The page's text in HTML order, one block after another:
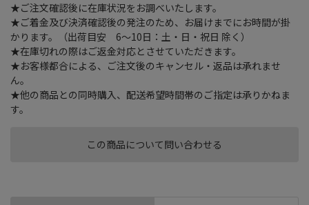
この商品について問い合わせる
★ご注文確認後に在庫状況をお調べいたします。
★ご着金及び決済確認後の発注のため、お届けまでにお時間が掛
かります。（出荷目安 6～10日：土・日・祝日 除く）
★在庫切れの際はご返金対応とさせていただきます。
★お客様都合による、ご注文後のキャンセル・返品は承れませ
ん。
★他の商品との同時購入、配送希望時間帯のご指定は承りかねま
す。